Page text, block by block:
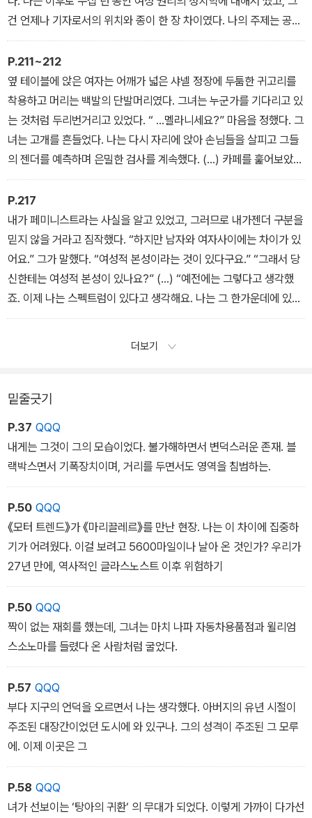
건 언제나 기자로서의 위치와 종이 한 장 차이였다. 나의 주제는 공적
인 장에서의 페미니즘에 대한 것이었는데, 미디어와 대중문화, 입법
부와 사무실에서의 페미니즘이었다. 하지만 그 기원을 잊은 적은 없
다. 그건 나에겐 개인적인 문제였다. (…) 아내와 아이들 위에 군림하
는 남자이고 싶었지만 그럴 수 없었던 자신에 대한 아버지의 분노 때
문에 나는 여성 평등을 위해 움직이는 운동가가 되었다. 페미니스트
로서 나의 정체성은 아버지가 겪은 ‘정체성 위기’의 잔해, 자신이 선택
한 남성적인 페르소나를 주장하지 못했던 좌절에서 태어났다. 취미이
자 피난처였던 페미니즘은 내가 선택한 삶의 일부분이 되었다. 내가
도망치지 못했던 것은 아버지였다.
5장 당신이 되어야 했던 그 사람
P.211~212
옆 테이블에 앉은 여자는 어깨가 넓은 샤넬 정장에 두툼한 귀고리를
착용하고 머리는 백발의 단발머리였다. 그녀는 누군가를 기다리고 있
는 것처럼 두리번거리고 있었다. “ …멜라니세요?” 마음을 정했다. 그
녀는 고개를 흔들었다. 나는 다시 자리에 앉아 손님들을 살피고 그들
의 젠더를 예측하며 은밀한 검사를 계속했다. (…) 카페를 훑어보았
다. 이쪽에 치마를 입은 ‘여자’는 한때 남자였던 사람이 아닐까? 저쪽
에 양복을 입은 ‘남자’는 여자가 되었다가 이제 다시 ‘남자’로 돌아와
패싱되려고 노력하는, 한때 남자였던 사람은 아닐까? 그렇게 둘러보
다 보니, 모든 사람이 다 드랙을 한 것처럼 보였다. 10장 좀 더 다른
어떤 것
P.217
내가 페미니스트라는 사실을 알고 있었고, 그러므로 내가젠더 구분을
믿지 않을 거라고 짐작했다. “하지만 남자와 여자사이에는 차이가 있
어요.” 그가 말했다. “여성적 본성이라는 것이 있다구요.” “그래서 당
신한테는 여성적 본성이 있나요?” (…) “예전에는 그렇다고 생각했
죠. 이제 나는 스펙트럼이 있다고 생각해요. 나는 그 한가운데에 있는
거죠. 5점이라고 할까요. 나는 중성인 것 같아요.” 그는 푸켓의 야자
보였다. “사람들은 구분 없이는 살아갈 수가 없어요. 경계에 있는 사
이 있어야 해요.”
10장 좀 더 다른 어떤 것
더보기
밑줄긋기
P.37 QQQ
내게는 그것이 그의 모습이었다. 불가해하면서 변덕스러운 존재. 블
랙박스면서 기폭장치이며, 거리를 두면서도 영역을 침범하는.
P.50 QQQ
《모터 트렌드》가 《마리끌레르》를 만난 현장. 나는 이 차이에 집중하
기가 어려웠다. 이걸 보려고 5600마일이나 날아 온 것인가? 우리가
27년 만에, 역사적인 글라스노스트 이후 위험하기
P.50 QQQ
짝이 없는 재회를 했는데, 그녀는 마치 나파 자동차용품점과 윌리엄
스소노마를 들렸다 온 사람처럼 굴었다.
P.57 QQQ
부다 지구의 언덕을 오르면서 나는 생각했다. 아버지의 유년 시절이
주조된 대장간이었던 도시에 와 있구나. 그의 성격이 주조된 그 모루
에. 이제 이곳은 그
P.58 QQQ
녀가 선보이는 ‘탕아의 귀환‘ 의 무대가 되었다. 이렇게 가까이 다가선